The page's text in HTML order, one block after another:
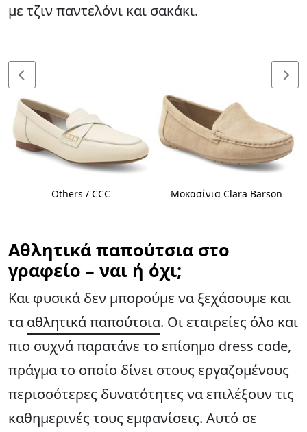
με τζιν παντελόνι και σακάκι.
Others / CCC Μοκασίνια Clara Barson
Αθλητικά παπούτσια στο
γραφείο – ναι ή όχι;
Και φυσικά δεν μπορούμε να ξεχάσουμε και
τα αθλητικά παπούτσια. Οι εταιρείες όλο και
πιο συχνά παρατάνε το επίσημο dress code,
πράγμα το οποίο δίνει στους εργαζομένους
περισσότερες δυνατότητες να επιλέξουν τις
καθημερινές τους εμφανίσεις. Αυτό σε